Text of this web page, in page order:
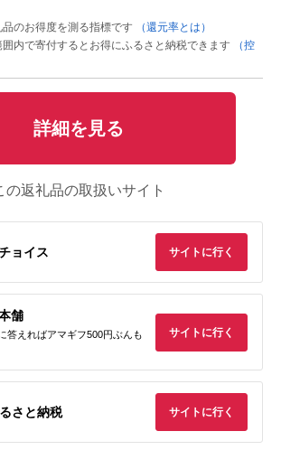
のお得度を測る指標です
（還元率とは）
内で寄付するとお得にふるさと納税できます
（控
詳細を見る
の返礼品の取扱いサイト
ョイス サイトに行く
舗
答えればアマギフ500円ぶんも
サイトに行く
さと納税 サイトに行く